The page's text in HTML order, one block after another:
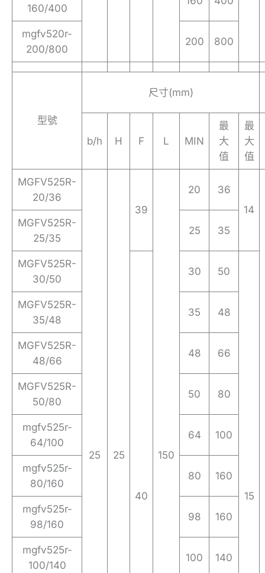
160/400
mgfv520r-
200/800
200 800
型號
尺寸(mm)
b/h H F L MIN
最
大
值
最
大
值
MGFV525R-
20/36
25 25
39
150
20
36
14
MGFV525R-
25/35
25 35
MGFV525R-
30/50
40
30 50
15
MGFV525R-
35/48
35 48
MGFV525R-
48/66
48 66
MGFV525R-
50/80
50 80
mgfv525r-
64/100
64 100
mgfv525r-
80/160
80 160
mgfv525r-
98/160
98 160
mgfv525r-
100/140
100 140